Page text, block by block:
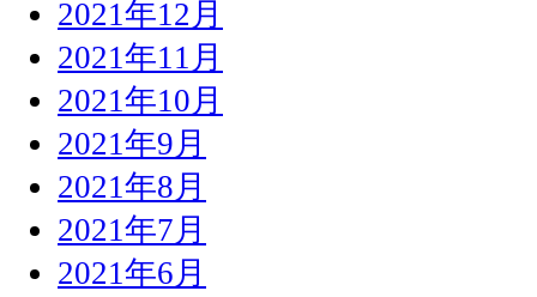
2021年12月
2021年11月
2021年10月
2021年9月
2021年8月
2021年7月
2021年6月